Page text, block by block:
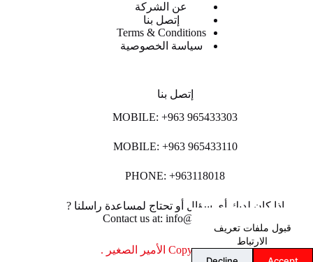
قبول ملفات تعريف
الارتباط
عن الشركة
إتصل بنا
Terms & Conditions
سياسة الخصوصية
إتصل بنا
MOBILE: +963 965433303
MOBILE: +963 965433110
PHONE: +963118018
اذا كان لديك أي سؤال أو تحتاج لمساعدة راسلنا ?
Contact us at: info@lpco-llc.com
Copyright © 2026 الأمير الصغير .